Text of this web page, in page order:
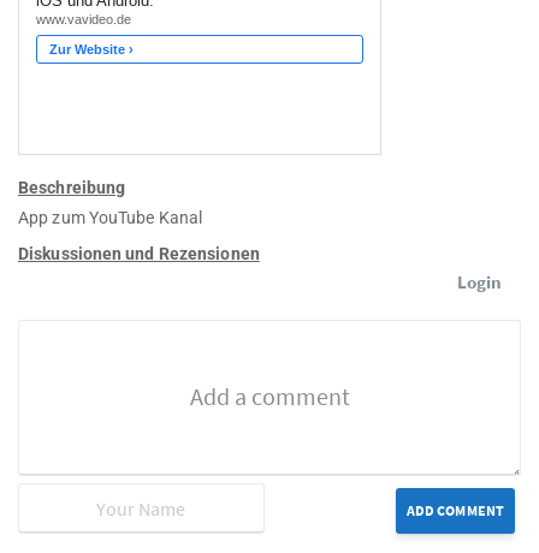
Beschreibung
App zum YouTube Kanal
Diskussionen und Rezensionen
Login
ADD COMMENT